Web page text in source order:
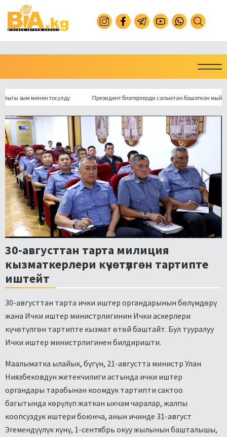
менен тосулду Президент блогерлерди салыктан бошоткон мыйзамга
30-августтан тарта милиция
кызматкерлери күчөтүлгөн тартипте
иштейт
30-августтан тарта ички иштер органдарынын бөлүмдөрү
жана Ички иштер министрлигинин Ички аскерлери
күчөтүлгөн тартипте кызмат өтөй баштайт. Бул тууралуу
Ички иштер министрлигинен билдиришти.
Маалыматка ылайык, бүгүн, 21-августта министр Улан
Ниязбековдун жетекчилиги астында ички иштер
органдары тарабынан коомдук тартипти сактоо
багытында көрүлүп жаткан ыкчам чаралар, жалпы
коопсуздук иштери боюнча, анын ичинде 31-август
Эгемендүүлүк күнү, 1-сентябрь окуу жылынын башталышы,